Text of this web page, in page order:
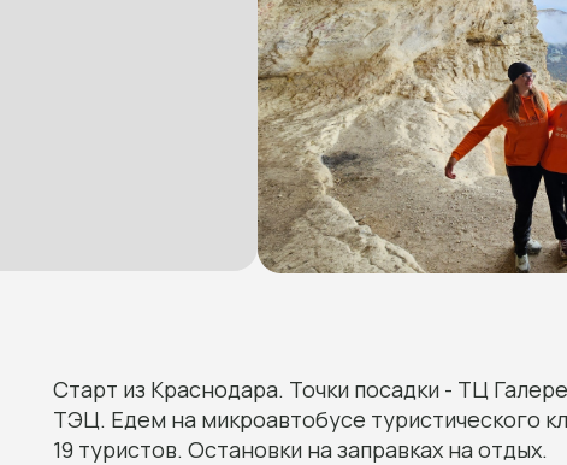
Старт из Краснодара. Точки посадки - ТЦ
ТЭЦ. Едем на микроавтобусе туристического
19 туристов. Остановки на заправках на отдых.